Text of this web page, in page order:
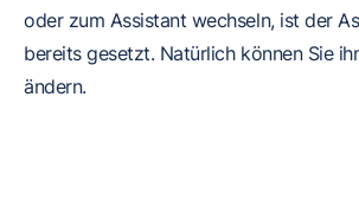
oder zum Assistant wechseln, ist der
bereits gesetzt. Natürlich können Sie
ändern.